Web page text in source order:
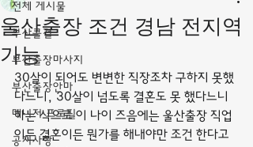
전체 게시물
부산콜걸
부산출장마사지
부산출장안마
매니저 프로필
공지사항
울산출장 조건 경남 전지역
가능
30살이 되어도 변변한 직장조차 구하지 못했
다느니, 30살이 넘도록 결혼도 못 했다느니
하는 식으로 이 나이 즈음에는 울산출장 직업
이든 결혼이든 뭔가를 해내야만 조건 한다고